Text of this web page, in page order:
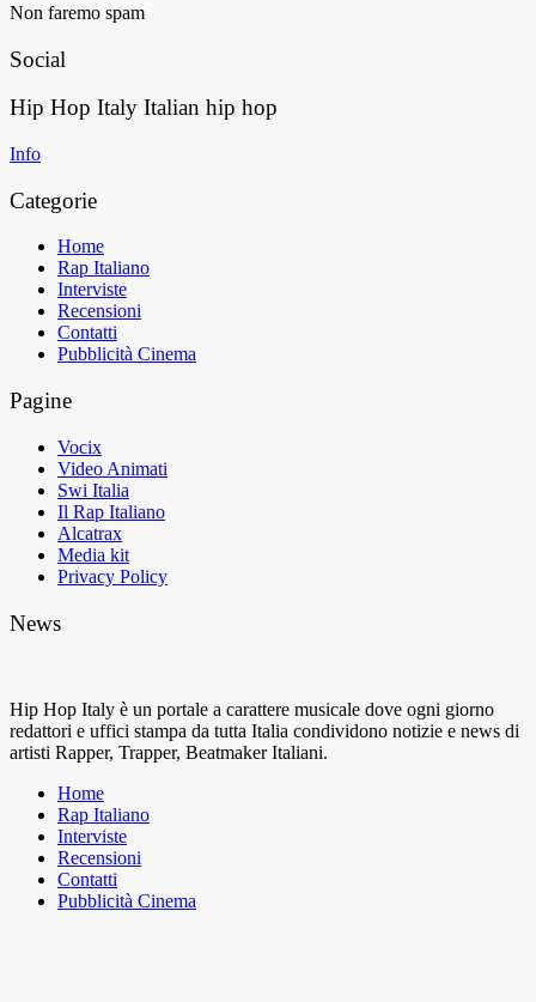
Non faremo spam
Social
Hip Hop Italy Italian hip hop
Info
Categorie
Home
Rap Italiano
Interviste
Recensioni
Contatti
Pubblicità Cinema
Pagine
Vocix
Video Animati
Swi Italia
Il Rap Italiano
Alcatrax
Media kit
Privacy Policy
News
Hip Hop Italy è un portale a carattere musicale dove ogni giorno
redattori e uffici stampa da tutta Italia condividono notizie e news di
artisti Rapper, Trapper, Beatmaker Italiani.
Home
Rap Italiano
Interviste
Recensioni
Contatti
Pubblicità Cinema